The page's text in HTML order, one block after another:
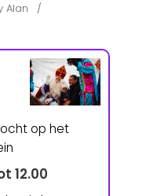
Alan
op het
12.00